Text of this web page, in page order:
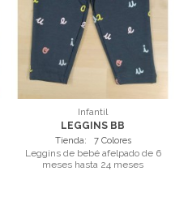
Infantil
LEGGINS BB
Tienda: 7 Colores
Leggins de bebé afelpado de 6
meses hasta 24 meses